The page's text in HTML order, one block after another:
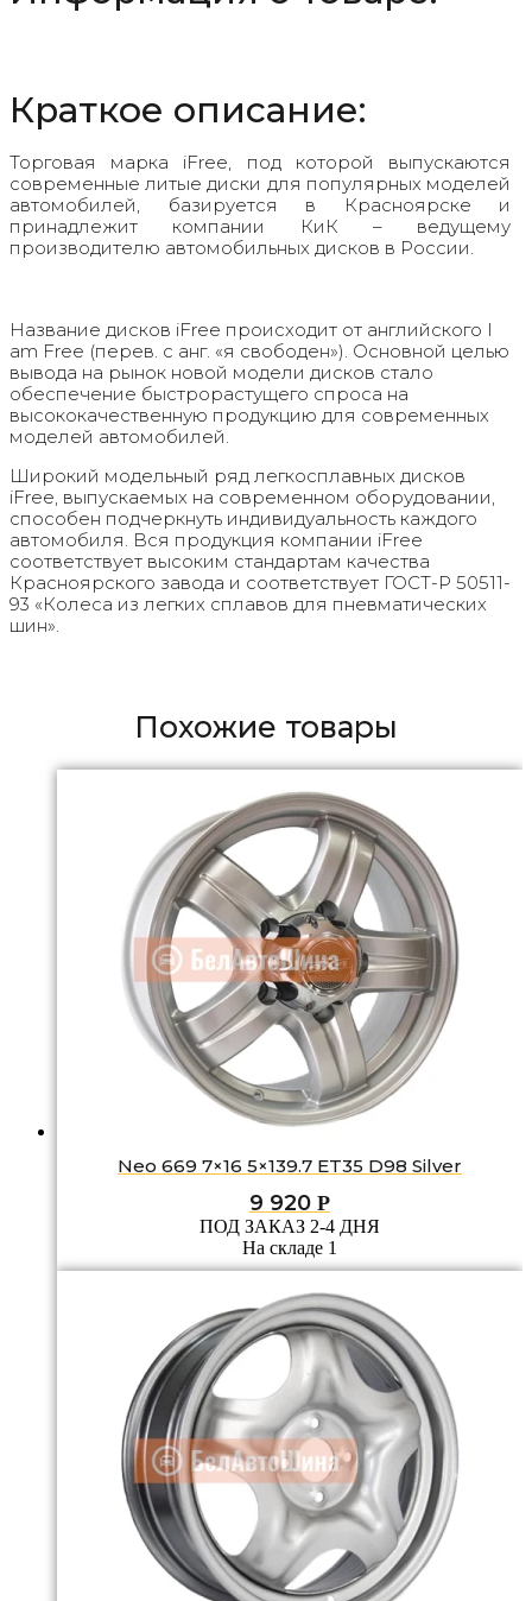
Краткое описание:
Торговая марка iFree, под которой выпускаются
современные литые диски для популярных моделей
автомобилей, базируется в Красноярске и
принадлежит компании КиК – ведущему
производителю автомобильных дисков в России.
Название дисков iFree происходит от английского I
am Free (перев. с анг. «я свободен»). Основной целью
вывода на рынок новой модели дисков стало
обеспечение быстрорастущего спроса на
высококачественную продукцию для современных
моделей автомобилей.
Широкий модельный ряд легкосплавных дисков
iFree, выпускаемых на современном оборудовании,
способен подчеркнуть индивидуальность каждого
автомобиля. Вся продукция компании iFree
соответствует высоким стандартам качества
Красноярского завода и соответствует ГОСТ-Р 50511-
93 «Колеса из легких сплавов для пневматических
шин».
Похожие товары
Neo 669 7×16 5×139.7 ET35 D98 Silver
9 920 Р
ПОД ЗАКАЗ 2-4 ДНЯ
На складе 1